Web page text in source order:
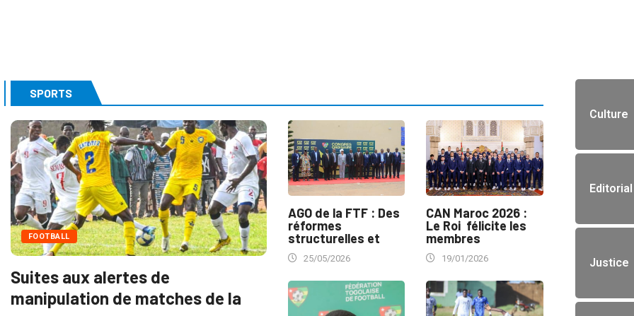
SPORTS
FOOTBALL
Suites aux alertes de
manipulation de matches de la
AGO de la FTF : Des
réformes
structurelles et
25/05/2026
CAN Maroc 2026 :
Le Roi félicite les
membres
19/01/2026
Culture
Editorial
Justice